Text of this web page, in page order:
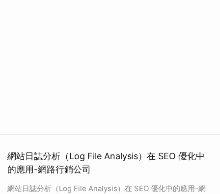
網站日誌分析（Log File Analysis）在 SEO 優化中
的應用-網路行銷公司
網站日誌分析（Log File Analysis）在 SEO 優化中的應用-網